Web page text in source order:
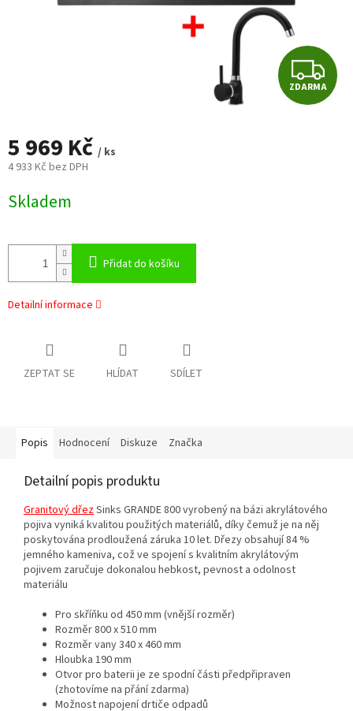
Z
D
ZDARMA
5 969 Kč / ks
4 933 Kč bez DPH
cena:
Skladem
Přidat do košíku
Detailní informace
ZEPTAT SE HLÍDAT SDÍLET
Popis Hodnocení Diskuze Značka
Detailní popis produktu
Granitový dřezSinks GRANDE 800 vyrobený na bázi akrylátového
pojiva vyniká kvalitou použitých materiálů, díky čemuž je na něj
poskytována prodloužená záruka 10 let. Dřezy obsahují 84 %
jemného kameniva, což ve spojení s kvalitním akrylátovým
pojivem zaručuje dokonalou hebkost, pevnost a odolnost
materiálu
Pro skříňku od 450 mm (vnější rozměr)
Rozměr 800 x 510 mm
Rozměr vany 340 x 460 mm
Hloubka 190 mm
Otvor pro baterii je ze spodní části předpřipraven
(zhotovíme na přání zdarma)
Možnost napojení drtiče odpadů